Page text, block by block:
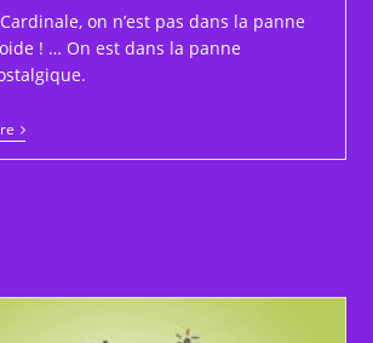
on n’est pas dans la panne
! … On est dans la panne
Mercure
Rétrograde